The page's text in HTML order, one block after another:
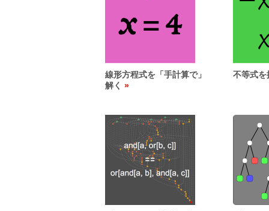
線形方程式を「手計算で」
解く
不等式を